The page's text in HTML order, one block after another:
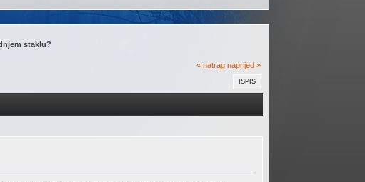
staklu?
« natrag naprijed »
ISPIS